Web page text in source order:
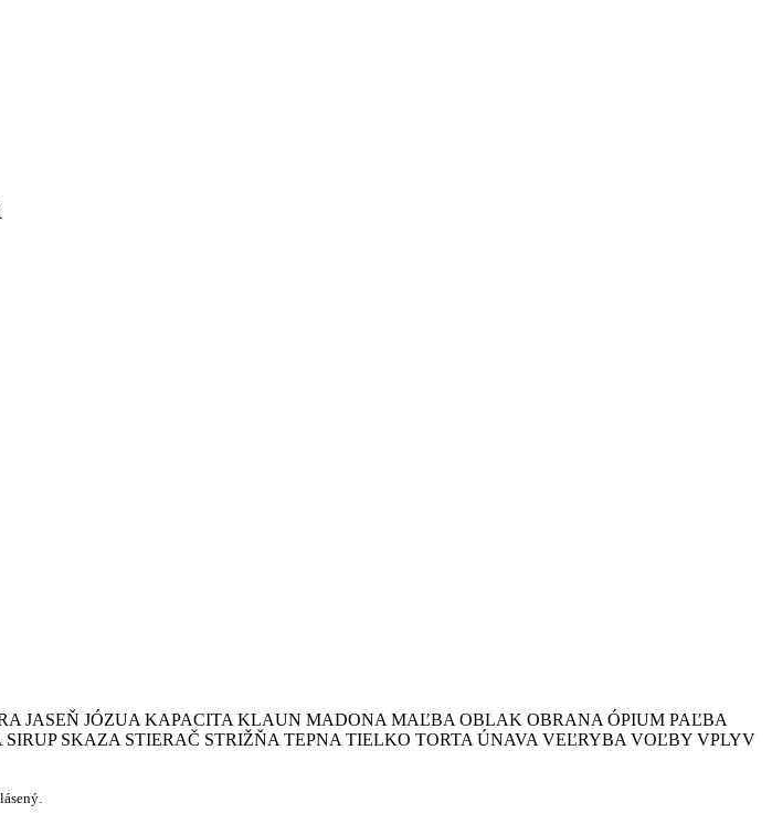
JASEŇ JÓZUA KAPACITA KLAUN MADONA MAĽBA OBLAK OBRANA ÓPIUM PAĽBA
SIRUP SKAZA STIERAČ STRIŽŇA TEPNA TIELKO TORTA ÚNAVA VEĽRYBA VOĽBY VPLYV